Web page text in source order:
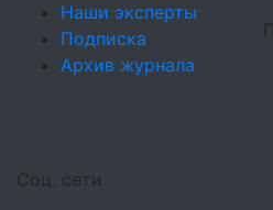
Наши эксперты
Подписка
Архив журнала
Соц. сети